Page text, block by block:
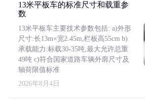
13米平板车的标准尺寸和载重参
数
13米平板车主要技术参数包括: a)外形
尺寸:长13m×宽2.45m,栏板高55cm b)
承载能力:标载30-35吨,最大允许总重
49吨 c)符合国家道路车辆外廓尺寸及
轴荷限值标准
2026年8月4日